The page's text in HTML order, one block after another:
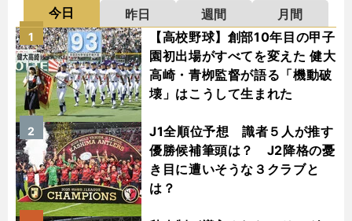
今日 昨日 週間
月間
【高校野球】創部10年目の甲子
園初出場がすべてを変えた 健大
高崎・青栁監督が語る「機動破
壊」はこうして生まれた
1
J1全順位予想 識者５人が推す
優勝候補筆頭は？ J2降格の憂
き目に遭いそうな３クラブと
は？
2